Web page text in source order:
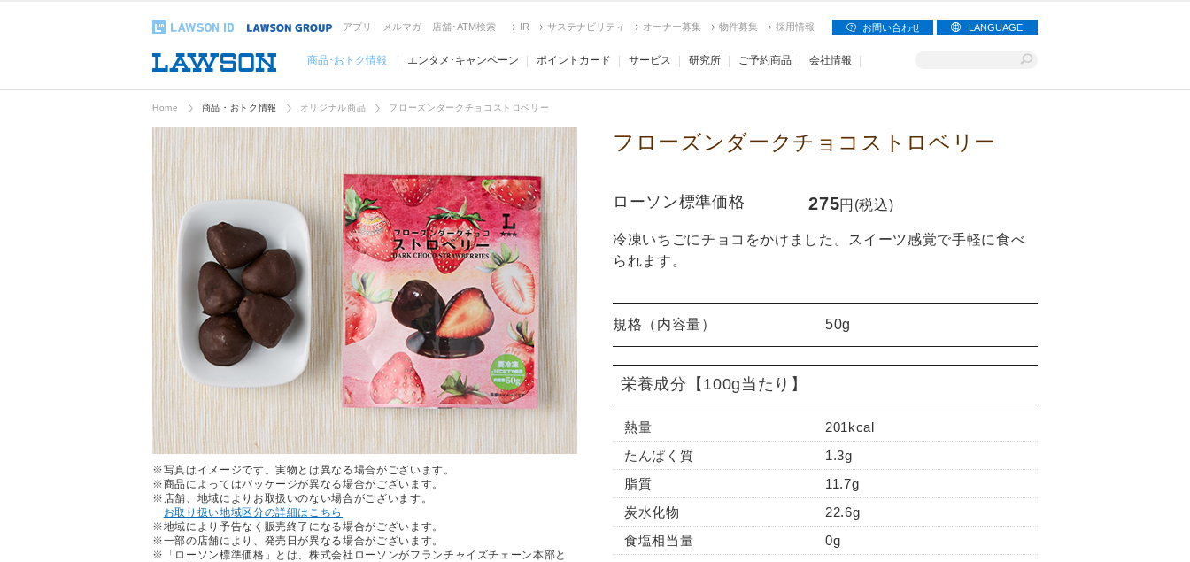
アプリ メルマガ 店舗･ATM検索 IR サステナビリティ オーナー募集 物件募集 採用情報 お問い合わせ LANGUAGE
商品･おトク情報 エンタメ･キャンペーン ポイントカード サービス 研究所 ご予約商品 会社情報
Home 商品・おトク情報 オリジナル商品 フローズンダークチョコストロベリー
※写真はイメージです。実物とは異なる場合がございます。
※商品によってはパッケージが異なる場合がございます。
※店舗、地域によりお取扱いのない場合がございます。
お取り扱い地域区分の詳細はこちら
※地域により予告なく販売終了になる場合がございます。
※一部の店舗により、発売日が異なる場合がございます。
※「ローソン標準価格」とは、株式会社ローソンがフランチャイズチェーン本部と
フローズンダークチョコストロベリー
ローソン標準価格 275円(税込)
冷凍いちごにチョコをかけました。スイーツ感覚で手軽に食べ
られます。
規格（内容量） 50g
栄養成分 【100g当たり】
熱量
201kcal
たんぱく質
1.3g
脂質
11.7g
炭水化物
22.6g
食塩相当量
0g